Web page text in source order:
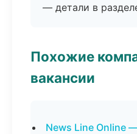
— детали в
Похожие
вакансии
News Line Online